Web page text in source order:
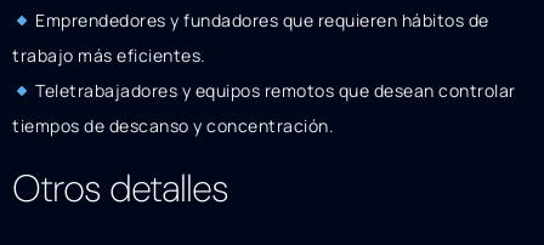
Emprendedores y fundadores que requieren hábitos de
trabajo más eficientes.
Teletrabajadores y equipos remotos que desean controlar
tiempos de descanso y concentración.
Otros detalles